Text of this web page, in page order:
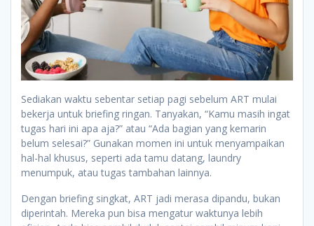
Sediakan waktu sebentar setiap pagi sebelum ART mulai
bekerja untuk briefing ringan. Tanyakan, “Kamu masih ingat
tugas hari ini apa aja?” atau “Ada bagian yang kemarin
belum selesai?” Gunakan momen ini untuk menyampaikan
hal-hal khusus, seperti ada tamu datang, laundry
menumpuk, atau tugas tambahan lainnya.
Dengan briefing singkat, ART jadi merasa dipandu, bukan
diperintah. Mereka pun bisa mengatur waktunya lebih